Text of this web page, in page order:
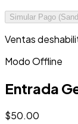
Simular Pago
Ventas
Modo Offline
Entrada
$50.00